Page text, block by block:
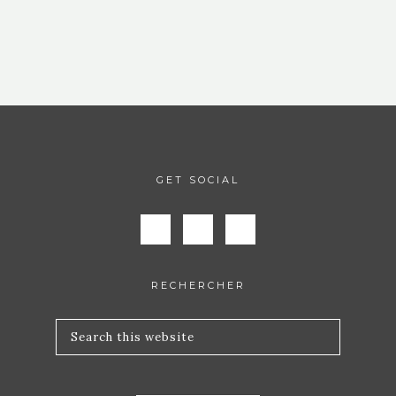
GET SOCIAL
RECHERCHER